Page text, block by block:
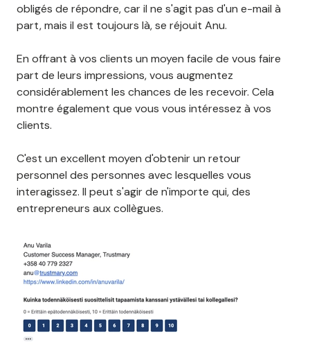
obligés de répondre, car il ne s'agit pas d'un e-mail à
part, mais il est toujours là, se réjouit Anu.
En offrant à vos clients un moyen facile de vous faire
part de leurs impressions, vous augmentez
considérablement les chances de les recevoir. Cela
montre également que vous vous intéressez à vos
clients.
C'est un excellent moyen d'obtenir un retour
personnel des personnes avec lesquelles vous
interagissez. Il peut s'agir de n'importe qui, des
entrepreneurs aux collègues.